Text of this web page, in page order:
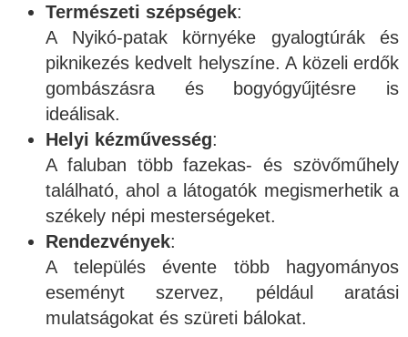
Természeti szépségek:
A Nyikó-patak környéke gyalogtúrák és
piknikezés kedvelt helyszíne. A közeli erdők
gombászásra és bogyógyűjtésre is
ideálisak.
Helyi kézművesség:
A faluban több fazekas- és szövőműhely
található, ahol a látogatók megismerhetik a
székely népi mesterségeket.
Rendezvények:
A település évente több hagyományos
eseményt szervez, például aratási
mulatságokat és szüreti bálokat.